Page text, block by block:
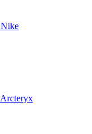
Nike
Arcteryx